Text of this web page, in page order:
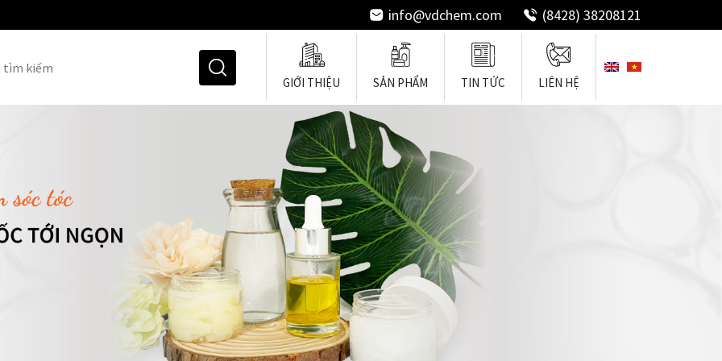
info@vdchem.com (8428) 38208121
GIỚI THIỆU SẢN PHẨM
Hoạt Chất Làm Duỗi & Uốn Tóc Chất Làm Mềm Tóc
Chất Nhũ Hóa Chất Tẩy Rửa
Chất Tạo Đặc Silicones Dùng Cho Tóc
Chất Giữ Ẩm Cho Tóc
TIN TỨC LIÊN HỆ